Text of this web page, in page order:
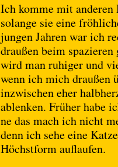
Ich komme mit
solange sie eine
jungen Jahren war ich
draußen beim
wird man ruhiger und
wenn ich mich draußen
inzwischen eher
ablenken. Früher habe
ne das mach ich nicht
denn ich sehe eine
Höchstform auflaufen.